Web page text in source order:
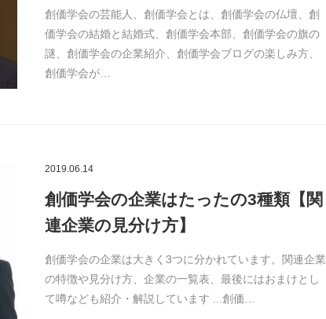
創価学会の芸能人、創価学会とは、創価学会の仏壇、創
価学会の結婚と結婚式、創価学会本部、創価学会の旗の
謎、創価学会の企業紹介、創価学会ブログの楽しみ方、
創価学会が…
2019.06.14
創価学会の企業はたったの3種類【関
連企業の見分け方】
創価学会の企業は大きく3つに分かれています。関連企業
の特徴や見分け方、企業の一覧表、最後にはおまけとし
て噂なども紹介・解説しています ...創価…